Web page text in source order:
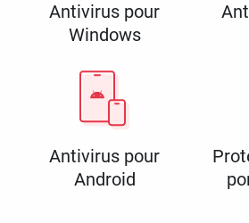
Antivirus pour
Windows
Antivirus pour
Android